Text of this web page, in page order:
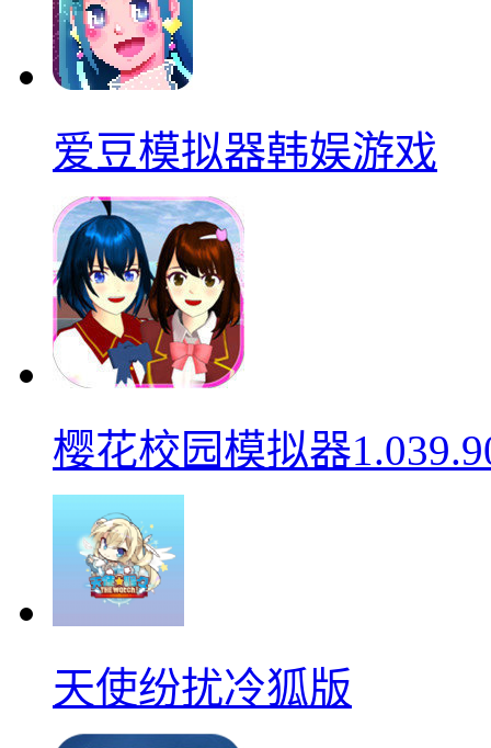
爱豆模拟器韩娱游戏
樱花校园模拟器
天使纷扰冷狐版